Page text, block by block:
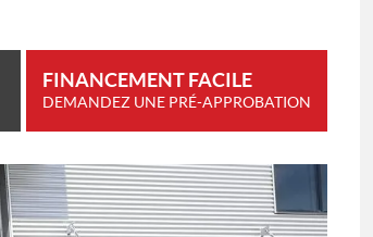
FINANCEMENT FACILE
DEMANDEZ UNE PRÉ-APPROBATION